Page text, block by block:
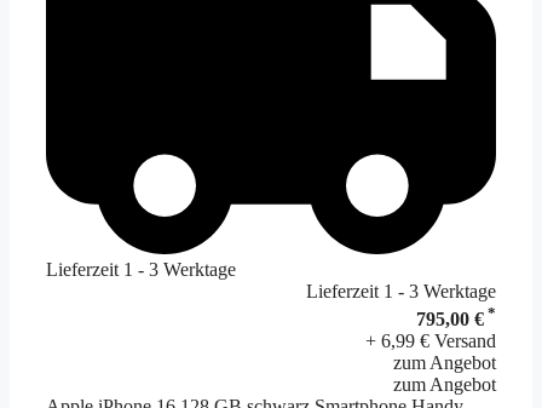
Lieferzeit 1 - 3 Werktage
Lieferzeit 1 - 3 Werktage
795,00 € *
+ 6,99 € Versand
zum Angebot
zum Angebot